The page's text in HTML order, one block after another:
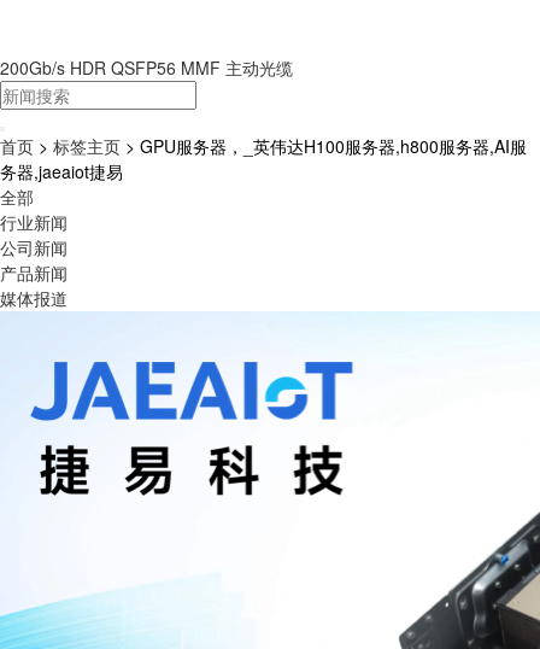
200Gb/s HDR QSFP56 MMF 主动光缆
首页 > 标签主页 > GPU服务器，_英伟达H100服务器,h800服务器,AI服
务器,jaeaiot捷易
全部
行业新闻
公司新闻
产品新闻
媒体报道